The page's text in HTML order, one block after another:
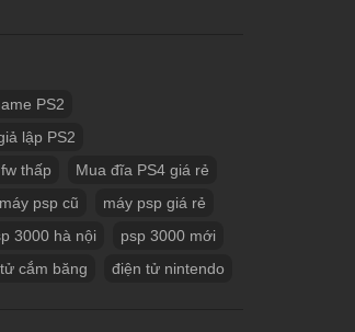
PS2
lập PS2
thấp
Mua đĩa PS4 giá rẻ
máy psp cũ
máy psp giá rẻ
3000 hà nội
psp 3000 mới
cắm băng điện tử nintendo